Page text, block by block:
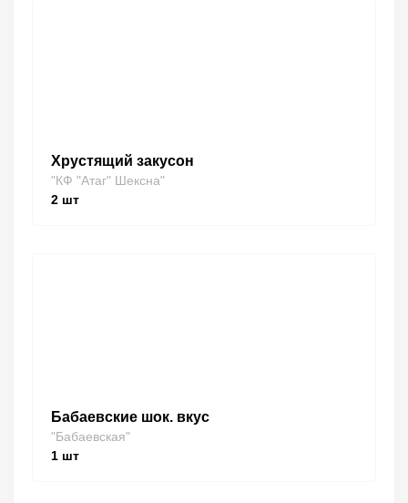
Хрустящий закусон
"КФ "Атаг" Шексна"
2 шт
Бабаевские шок. вкус
"Бабаевская"
1 шт